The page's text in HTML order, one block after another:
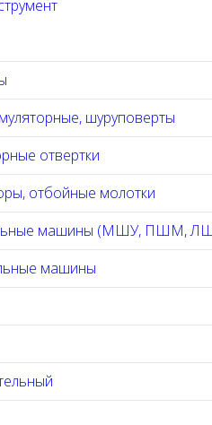
шуруповерты
отвертки
отбойные молотки
машины (МШУ, ПШМ,
машины